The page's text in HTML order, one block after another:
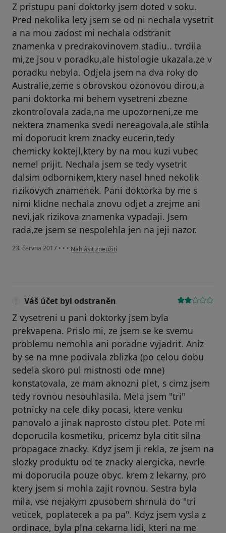
Z pristupu pani doktorky jsem doted v soku.
Pred nekolika lety jsem se od ni nechala vysetrit
a na mou zadost mi nechala odstranit
znamenka v predrakovinovem stadiu.. tvrdila
mi,ze jsou v poradku,ale histologie ukazala,ze v
poradku nebyla. Odjela jsem na dva roky do
Australie,zeme s obrovskou ozonovou dirou,a
pani doktorka mi behem vysetreni zbezne
zkontrolovala zada,na me upozorneni,ze me
nektera znamenka svedi nereagovala,ale stihla
mi doporucit krem znacky eucerin,tedy
chemicky koktejl,ktery by na mou kuzi vubec
nemel prijit. Nechala jsem se tedy vysetrit
dalsim odbornikem,ktery nasel hned nekolik
rizikovych znamenek. Pani doktorka by me s
nimi klidne nechala znovu odjet a zrejme ani
nevi,jak rizikova znamenka vypadaji. Jsem
rada,ze jsem se nespolehla jen na jeji nazor.
23. června 2017 • • • podle názoru uživatele Váš účet byl odstraněn
Nahlásit zneužití
Váš účet byl odstraněn
Z vysetreni u pani doktorky jsem byla
prekvapena. Prislo mi, ze jsem se ke svemu
problemu nemohla ani poradne vyjadrit. Aniz
by se na mne podivala zblizka (po celou dobu
sedela skoro pul mistnosti ode mne)
konstatovala, ze mam aknozni plet, s cimz jsem
tedy rovnou nesouhlasila. Mela jsem "tri"
potnicky na cele diky pocasi, ktere venku
panovalo a jinak naprosto cistou plet. Pote mi
doporucila kosmetiku, pricemz byla citit silna
propagace znacky. Kdyz jsem ji rekla, ze jsem na
slozky produktu od te znacky alergicka, nevrle
mi doporucila pouze obyc. krem z lekarny, pro
ktery jsem si mohla zajit rovnou. Sestra byla
mila, vse nejakym zpusobem shrnula do "tri
veticek, poplatecek a pa pa". Kdyz jsem vysla z
ordinace, byla plna cekarna lidi, kteri na me